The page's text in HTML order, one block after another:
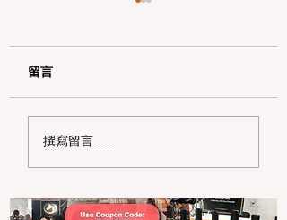
2026 米兰冬奥会 U 池
峰相见”
留言
撰寫留言......